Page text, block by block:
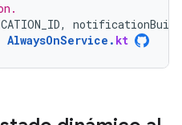
,
AlwaysOnService . kt